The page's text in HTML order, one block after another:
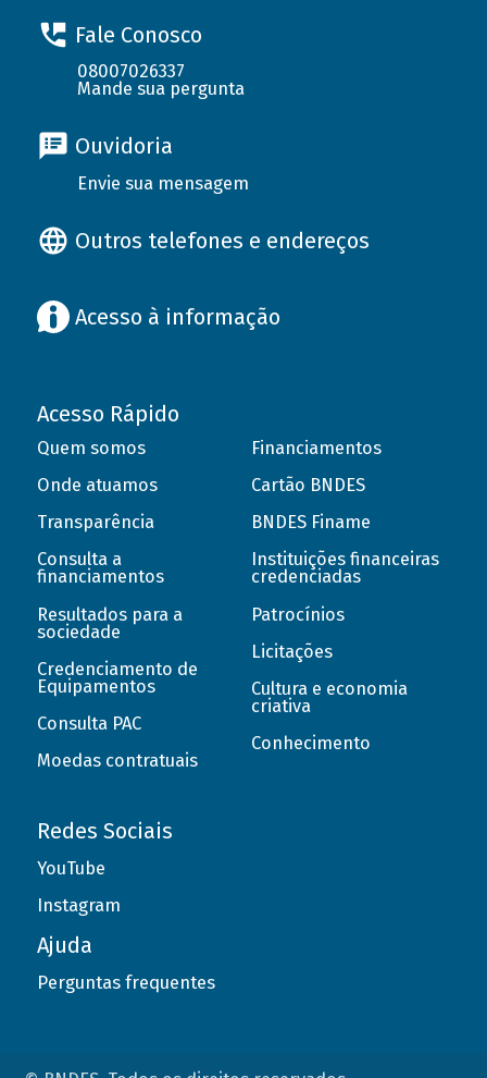
Fale Conosco
08007026337
Mande sua pergunta
Ouvidoria
Envie sua mensagem
Outros telefones e endereços
Acesso à informação
Acesso Rápido
Quem somos
Onde atuamos
Transparência
Consulta a
financiamentos
Resultados para a
sociedade
Credenciamento de
Equipamentos
Consulta PAC
Moedas contratuais
Financiamentos
Cartão BNDES
BNDES Finame
Instituições financeiras
credenciadas
Patrocínios
Licitações
Cultura e economia
criativa
Conhecimento
Redes Sociais
YouTube
Instagram
Ajuda
Perguntas frequentes